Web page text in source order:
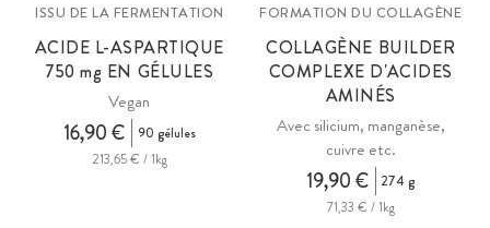
ISSU DE LA FERMENTATION
ACIDE L-ASPARTIQUE
750 mg EN GÉLULES
Vegan
16,90 €
90 gélules
213,65 € / 1kg
FORMATION DU COLLAGÈNE
COLLAGÈNE BUILDER
COMPLEXE D'ACIDES
AMINÉS
Avec silicium, manganèse,
cuivre etc.
19,90 €
274 g
71,33 € / 1kg